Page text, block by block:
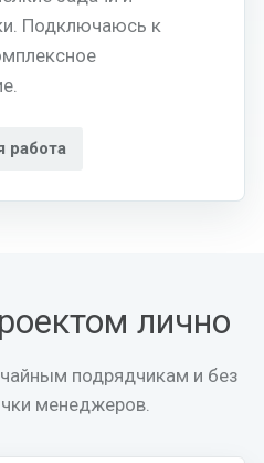
Подключаюсь к
работа
лично
подрядчикам и без
менеджеров.